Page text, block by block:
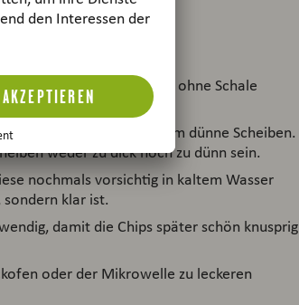
die Chips mit oder ohne Schale
in ca. 2 mm dünne Scheiben.
weder zu dick noch zu dünn sein.
nochmals vorsichtig in kaltem Wasser
klar ist.
damit die Chips später schön knusprig
oder der Mikrowelle zu leckeren